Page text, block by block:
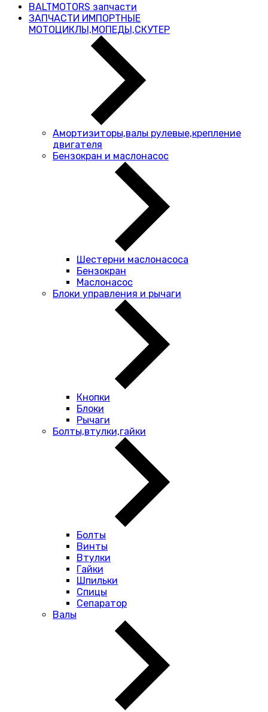
BALTMOTORS запчасти
ЗАПЧАСТИ ИМПОРТНЫЕ
МОТОЦИКЛЫ,МОПЕДЫ,СКУТЕР
Амортизиторы,валы рулевые,крепление
двигателя
Бензокран и маслонасос
Шестерни маслонасоса
Бензокран
Маслонасос
Блоки управления и рычаги
Кнопки
Блоки
Рычаги
Болты,втулки,гайки
Болты
Винты
Втулки
Гайки
Шпильки
Спицы
Сепаратор
Валы